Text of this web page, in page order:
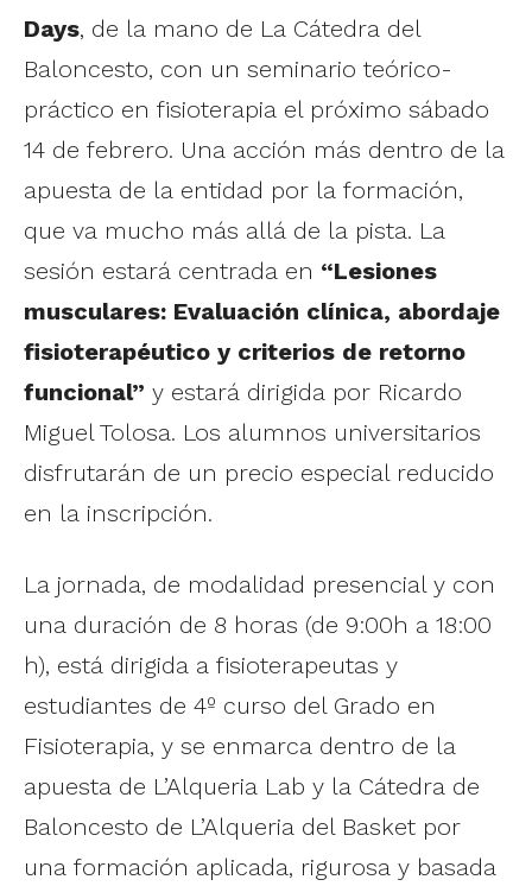
Days, de la mano de La Cátedra del
Baloncesto, con un seminario teórico-
práctico en fisioterapia el próximo sábado
14 de febrero. Una acción más dentro de la
apuesta de la entidad por la formación,
que va mucho más allá de la pista. La
sesión estará centrada en “Lesiones
musculares: Evaluación clínica, abordaje
fisioterapéutico y criterios de retorno
funcional” y estará dirigida por Ricardo
Miguel Tolosa. Los alumnos universitarios
disfrutarán de un precio especial reducido
en la inscripción.
La jornada, de modalidad presencial y con
una duración de 8 horas (de 9:00h a 18:00
h), está dirigida a fisioterapeutas y
estudiantes de 4º curso del Grado en
Fisioterapia, y se enmarca dentro de la
apuesta de L’Alqueria Lab y la Cátedra de
Baloncesto de L’Alqueria del Basket por
una formación aplicada, rigurosa y basada